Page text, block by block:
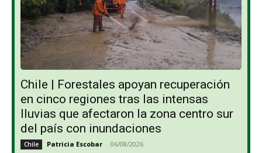
Chile | Forestales apoyan recuperación
en cinco regiones tras las intensas
lluvias que afectaron la zona centro sur
del país con inundaciones
Chile Patricia Escobar - 06/08/2026